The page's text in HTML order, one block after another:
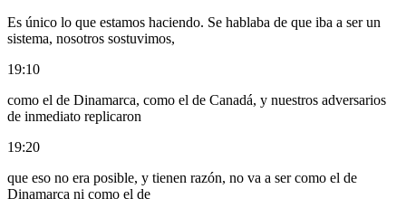
Es único lo que estamos haciendo. Se hablaba de que iba a ser un
sistema, nosotros sostuvimos,
19:10
como el de Dinamarca, como el de Canadá, y nuestros adversarios
de inmediato replicaron
19:20
que eso no era posible, y tienen razón, no va a ser como el de
Dinamarca ni como el de